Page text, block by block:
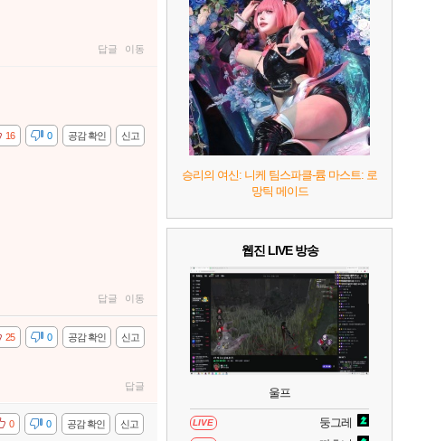
답글 이동
신고
공감 확인
공감 0
16
답글 이동
신고
공감 확인
공감 0
25
답글
신고
공감 확인
공감 0
0
7 리듬 천국 미라클 스타즈 2
8 헤일로: 캠페인 이볼브드 2
9 캡틴 츠바사 2 월드 파이터즈
승리의 여신: 니케 팀스파클-륨 마스트: 로
망틱 메이드
웹진 LIVE 방송
울프
LIVE 둥그레